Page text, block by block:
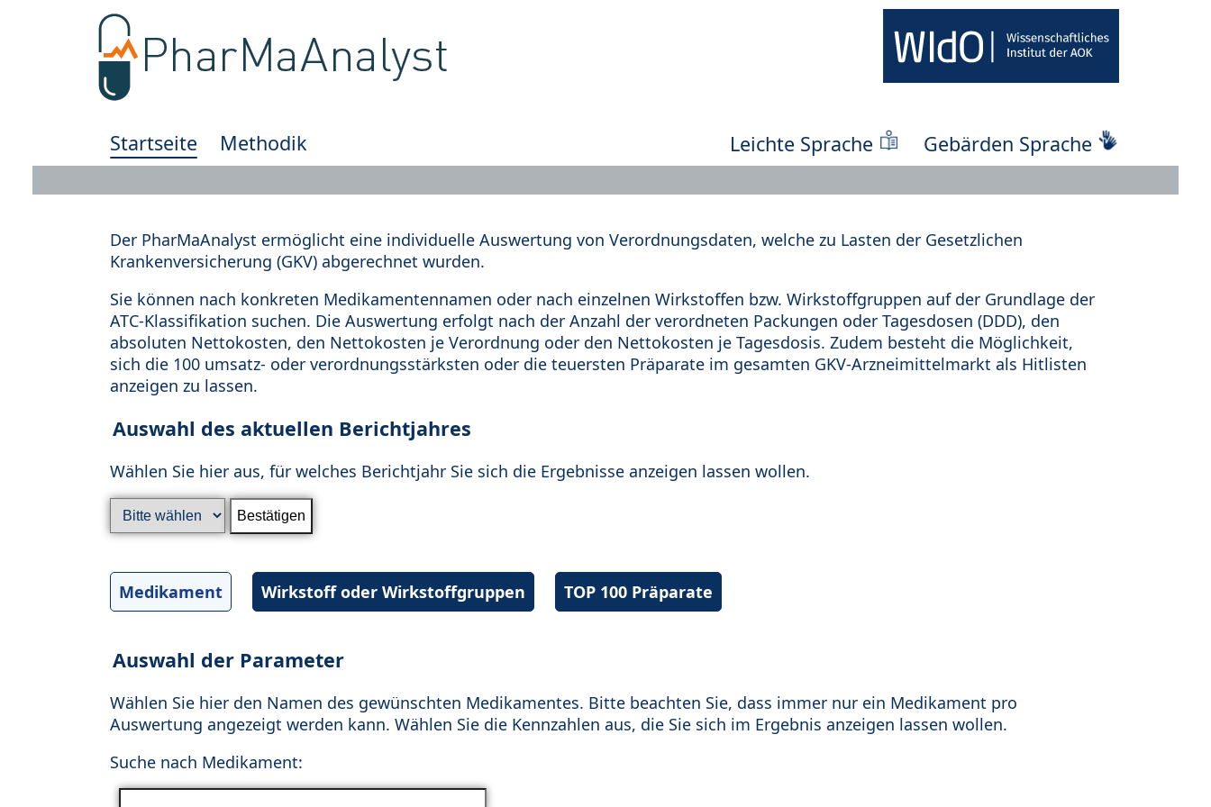
Startseite Methodik Leichte Sprache Gebärden Sprache
Der PharMaAnalyst ermöglicht eine individuelle Auswertung von Verordnungsdaten, welche zu Lasten der Gesetzlichen
Krankenversicherung (GKV) abgerechnet wurden.
Sie können nach konkreten Medikamentennamen oder nach einzelnen Wirkstoffen bzw. Wirkstoffgruppen auf der Grundlage der
ATC-Klassifikation suchen. Die Auswertung erfolgt nach der Anzahl der verordneten Packungen oder Tagesdosen (DDD), den
absoluten Nettokosten, den Nettokosten je Verordnung oder den Nettokosten je Tagesdosis. Zudem besteht die Möglichkeit,
sich die 100 umsatz- oder verordnungsstärksten oder die teuersten Präparate im gesamten GKV-Arzneimittelmarkt als Hitlisten
anzeigen zu lassen.
Auswahl des aktuellen Berichtjahres
Wählen Sie hier aus, für welches Berichtjahr Sie sich die Ergebnisse anzeigen lassen wollen.
Medikament Wirkstoff oder Wirkstoffgruppen TOP 100 Präparate
Auswahl der Parameter
Wählen Sie hier den Namen des gewünschten Medikamentes. Bitte beachten Sie, dass immer nur ein Medikament pro
Auswertung angezeigt werden kann. Wählen Sie die Kennzahlen aus, die Sie sich im Ergebnis anzeigen lassen wollen.
Suche nach Medikament: